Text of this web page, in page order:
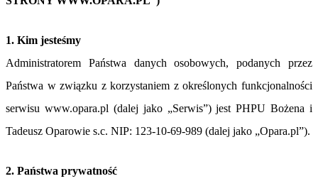
1. Kim jesteśmy
Administratorem Państwa danych osobowych, podanych przez
Państwa w związku z korzystaniem z określonych funkcjonalności
serwisu www.opara.pl (dalej jako „Serwis”) jest PHPU Bożena i
Tadeusz Oparowie s.c. NIP: 123-10-69-989 (dalej jako „Opara.pl”).
2. Państwa prywatność